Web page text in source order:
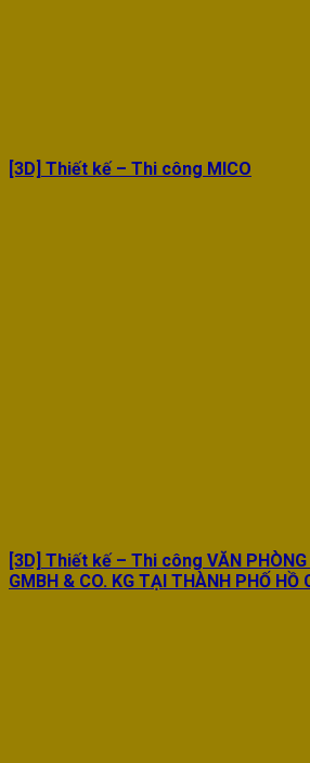
[3D] Thiết kế – Thi công MICO
[3D] Thiết kế – Thi công VĂN PHÒNG
GMBH & CO. KG TẠI THÀNH PHỐ HỒ